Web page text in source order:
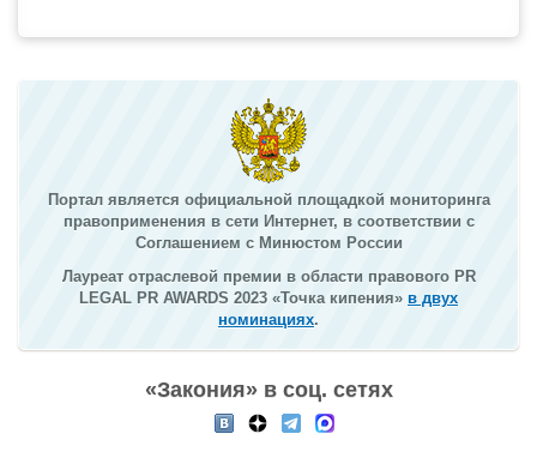
Портал является официальной площадкой мониторинга
правоприменения в сети Интернет, в соответствии с
Соглашением с Минюстом России
Лауреат отраслевой премии в области правового PR
LEGAL PR AWARDS 2023 «Точка кипения» в двух
номинациях.
«Закония» в соц. сетях